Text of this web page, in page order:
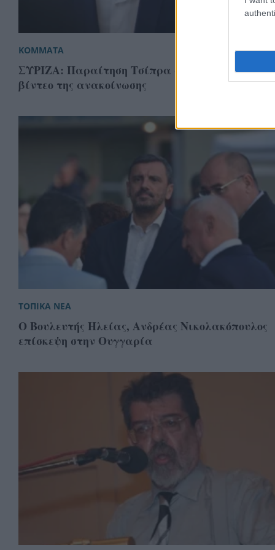
ΚΟΜΜΑΤΑ
ΣΥΡΙΖΑ: Παραίτηση Τσίπρα από βουλευτής, το
βίντεο της ανακοίνωσης
ΤΟΠΙΚΑ ΝΕΑ
Ο Βουλευτής Ηλείας, Ανδρέας Νικολακόπουλος
επίσκεψη στην Ουγγαρία